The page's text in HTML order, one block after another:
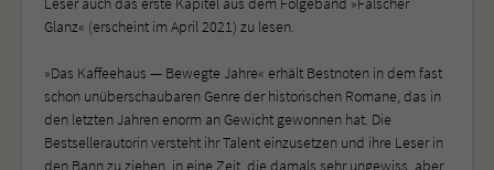
Glanz« (erscheint im April 2021) zu lesen.
»Das Kaffeehaus — Bewegte Jahre« erhält Bestnoten in dem fast
schon unüberschaubaren Genre der historischen Romane, das in
den letzten Jahren enorm an Gewicht gewonnen hat. Die
Bestsellerautorin versteht ihr Talent einzusetzen und ihre Leser in
den Bann zu ziehen, in eine Zeit, die damals sehr ungewiss, aber